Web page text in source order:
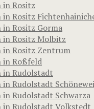
in Rositz
in Rositz
in Rositz Gorma
in Rositz Molbitz
in Rositz Zentrum
in Roßfeld
in Rudolstadt
in Rudolstadt
in Rudolstadt Schwarza
in Rudolstadt Volkstedt